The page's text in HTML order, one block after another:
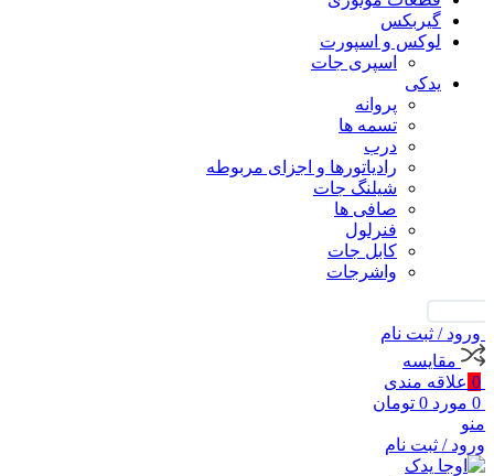
گیربکس
لوکس و اسپورت
اسپری جات
یدکی
پروانه
تسمه ها
درب
رادیاتورها و اجزای مربوطه
شیلنگ جات
صافی ها
فنرلول
کابل جات
واشرجات
ورود / ثبت نام
مقايسه
0 علاقه مندی
0 مورد 0 تومان
منو
ورود / ثبت نام